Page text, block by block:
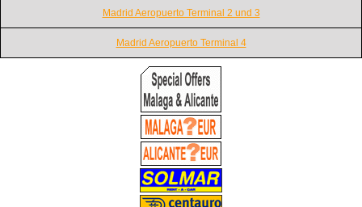
Madrid Aeropuerto Terminal 2 und 3
Madrid Aeropuerto Terminal 4